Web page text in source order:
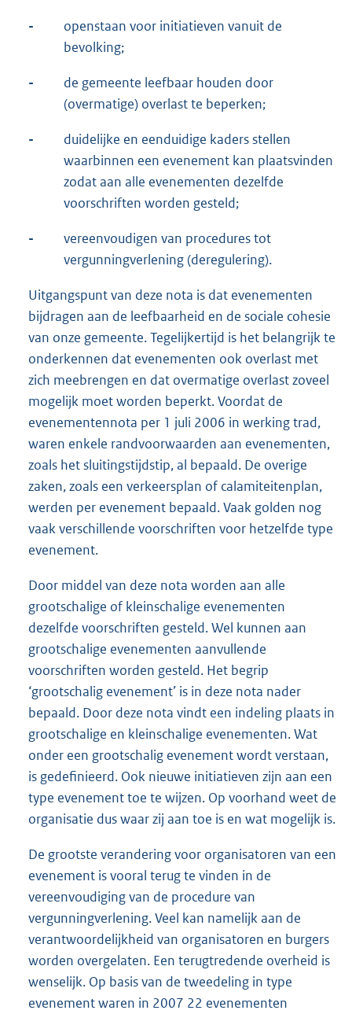
-
openstaan voor initiatieven vanuit de
bevolking;
-
de gemeente leefbaar houden door
(overmatige) overlast te beperken;
-
duidelijke en eenduidige kaders stellen
waarbinnen een evenement kan plaatsvinden
zodat aan alle evenementen dezelfde
voorschriften worden gesteld;
-
vereenvoudigen van procedures tot
vergunningverlening (deregulering).
Uitgangspunt van deze nota is dat evenementen
bijdragen aan de leefbaarheid en de sociale cohesie
van onze gemeente. Tegelijkertijd is het belangrijk te
onderkennen dat evenementen ook overlast met
zich meebrengen en dat overmatige overlast zoveel
mogelijk moet worden beperkt. Voordat de
evenementennota per 1 juli 2006 in werking trad,
waren enkele randvoorwaarden aan evenementen,
zoals het sluitingstijdstip, al bepaald. De overige
zaken, zoals een verkeersplan of calamiteitenplan,
werden per evenement bepaald. Vaak golden nog
vaak verschillende voorschriften voor hetzelfde type
evenement.
Door middel van deze nota worden aan alle
grootschalige of kleinschalige evenementen
dezelfde voorschriften gesteld. Wel kunnen aan
grootschalige evenementen aanvullende
voorschriften worden gesteld. Het begrip
‘grootschalig evenement’ is in deze nota nader
bepaald. Door deze nota vindt een indeling plaats in
grootschalige en kleinschalige evenementen. Wat
onder een grootschalig evenement wordt verstaan,
is gedefinieerd. Ook nieuwe initiatieven zijn aan een
type evenement toe te wijzen. Op voorhand weet de
organisatie dus waar zij aan toe is en wat mogelijk is.
De grootste verandering voor organisatoren van een
evenement is vooral terug te vinden in de
vereenvoudiging van de procedure van
vergunningverlening. Veel kan namelijk aan de
verantwoordelijkheid van organisatoren en burgers
worden overgelaten. Een terugtredende overheid is
wenselijk. Op basis van de tweedeling in type
evenement waren in 2007 22 evenementen